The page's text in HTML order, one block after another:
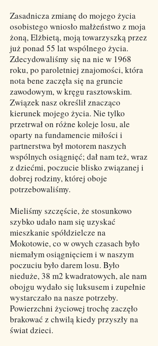
Zasadnicza zmianę do mojego życia
osobistego wniosło małżeństwo z moja
żoną, Elżbietą, moją towarzyszką przez
już ponad 55 lat wspólnego życia.
Zdecydowaliśmy się na nie w 1968
roku, po paroletniej znajomości, która
nota bene zaczęła się na gruncie
zawodowym, w kręgu rasztowskim.
Związek nasz określił znacząco
kierunek mojego życia. Nie tylko
przetrwał on różne koleje losu, ale
oparty na fundamencie miłości i
partnerstwa był motorem naszych
wspólnych osiągnięć; dał nam też, wraz
z dziećmi, poczucie blisko związanej i
dobrej rodziny, której oboje
potrzebowaliśmy.
Mieliśmy szczęście, że stosunkowo
szybko udało nam się uzyskać
mieszkanie spółdzielcze na
Mokotowie, co w owych czasach było
niemałym osiągnięciem i w naszym
poczuciu było darem losu. Było
nieduże, 38 m2 kwadratowych, ale nam
obojgu wydało się luksusem i zupełnie
wystarczało na nasze potrzeby.
Powierzchni życiowej trochę zaczęło
brakować z chwilą kiedy przyszły na
świat dzieci.